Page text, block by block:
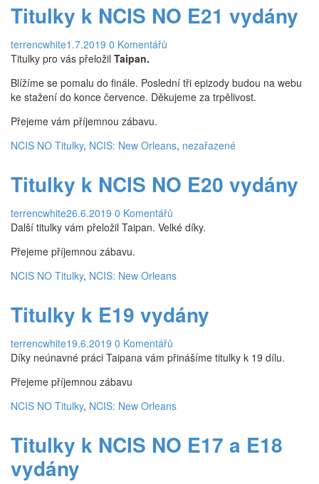
Ocenění a nominace
NCIS: Los Angeles
O seriálu
Epizody
1. Série
2. Série
4. Série
5. Série
Titulky
6. Série
7. Série
8. série
NCIS: New Orleans
Epizody
1. Série
Titulky k NCIS NO E21 vydány
terrencwhite1.7.2019 0 Komentářů
Titulky pro vás přeložil Taipan.
Blížíme se pomalu do finále. Poslední tři epizody budou na webu
ke stažení do konce července. Děkujeme za trpělivost.
Přejeme vám příjemnou zábavu.
NCIS NO Titulky, NCIS: New Orleans, nezařazené
Titulky k NCIS NO E20 vydány
terrencwhite26.6.2019 0 Komentářů
Další titulky vám přeložil Taipan. Velké díky.
Přejeme příjemnou zábavu.
NCIS NO Titulky, NCIS: New Orleans
Titulky k E19 vydány
terrencwhite19.6.2019 0 Komentářů
Díky neúnavné práci Taipana vám přinášíme titulky k 19 dílu.
Přejeme příjemnou zábavu
NCIS NO Titulky, NCIS: New Orleans
Titulky k NCIS NO E17 a E18
vydány